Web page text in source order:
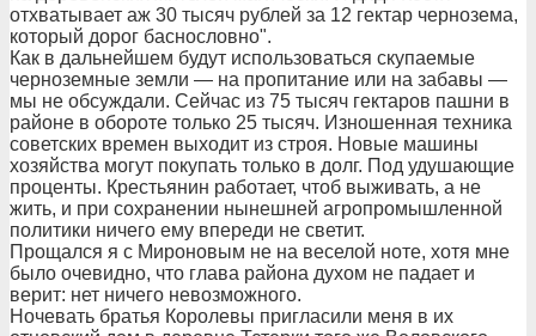
отхватывает аж 30 тысяч рублей за 12 гектар чернозема,
который дорог баснословно".
Как в дальнейшем будут использоваться скупаемые
черноземные земли — на пропитание или на забавы —
мы не обсуждали. Сейчас из 75 тысяч гектаров пашни в
районе в обороте только 25 тысяч. Изношенная техника
советских времен выходит из строя. Новые машины
хозяйства могут покупать только в долг. Под удушающие
проценты. Крестьянин работает, чтоб выживать, а не
жить, и при сохранении нынешней агропромышленной
политики ничего ему впереди не светит.
Прощался я с Мироновым не на веселой ноте, хотя мне
было очевидно, что глава района духом не падает и
верит: нет ничего невозможного.
Ночевать братья Королевы пригласили меня в их